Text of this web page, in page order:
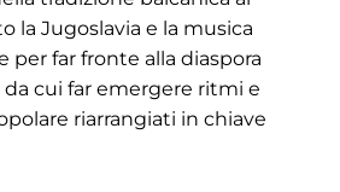
Jugoslavia e la musica
far fronte alla diaspora
da cui far emergere ritmi e
riarrangiati in chiave